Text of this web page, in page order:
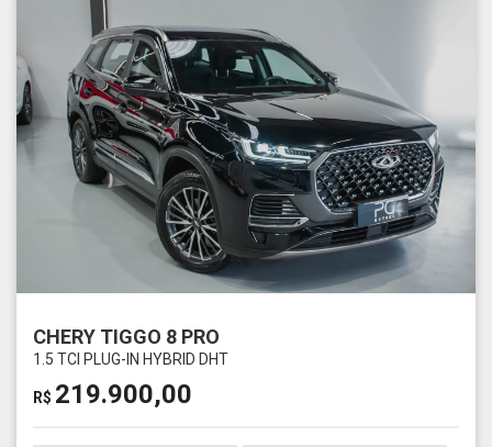
CHERY TIGGO 8 PRO
1.5 TCI PLUG-IN HYBRID DHT
R$ 219.900,00